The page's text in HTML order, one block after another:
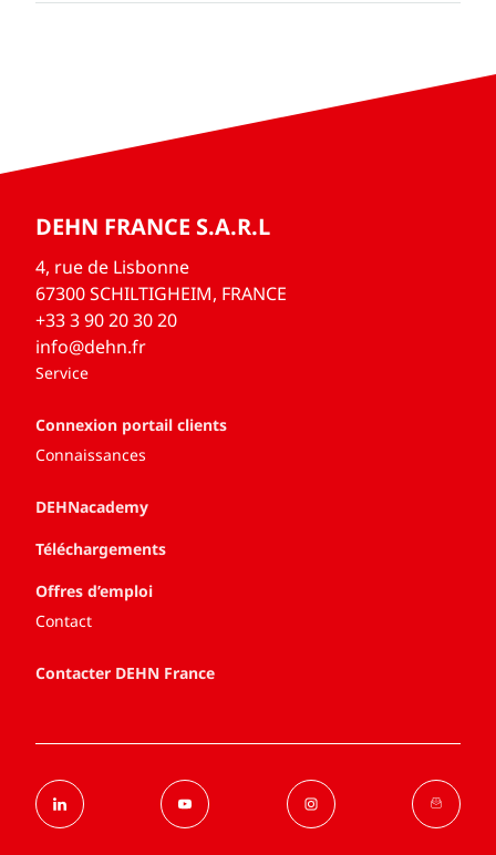
DEHN FRANCE S.A.R.L
4, rue de Lisbonne
67300 SCHILTIGHEIM, FRANCE
+33 3 90 20 30 20
info@dehn.fr
Service
Connexion portail clients
Connaissances
DEHNacademy
Téléchargements
Offres d’emploi
Contact
Contacter DEHN France